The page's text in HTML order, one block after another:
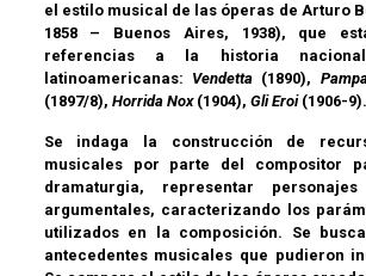
el estilo musical de las óperas de Arturo
1858 – Buenos Aires, 1938), que
referencias a la historia
latinoamericanas: Vendetta (1890),
(1897/8), Horrida Nox(1904), Gli Eroi(1906-9).
Se indaga la construcción de
musicales por parte del compositor
dramaturgia, representar
argumentales, caracterizando los
utilizados en la composición. Se
antecedentes musicales que pudieron